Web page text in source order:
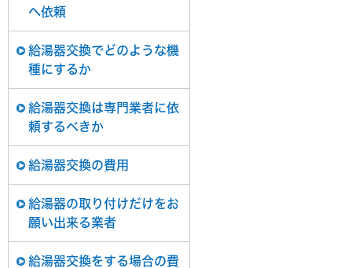
へ依頼
給湯器交換でどのような機
種にするか
給湯器交換は専門業者に依
頼するべきか
給湯器交換の費用
給湯器の取り付けだけをお
願い出来る業者
給湯器交換をする場合の費